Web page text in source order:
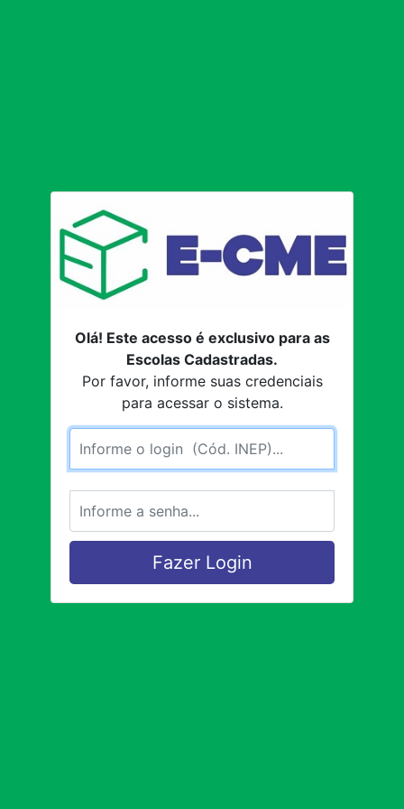
Olá! Este acesso é exclusivo para as
Escolas Cadastradas.
Por favor, informe suas credenciais
para acessar o sistema.
Usuário
Fazer Login